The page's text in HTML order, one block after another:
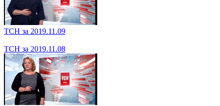
ТСН за 2019.11.12
ТСН за 2019.11.11